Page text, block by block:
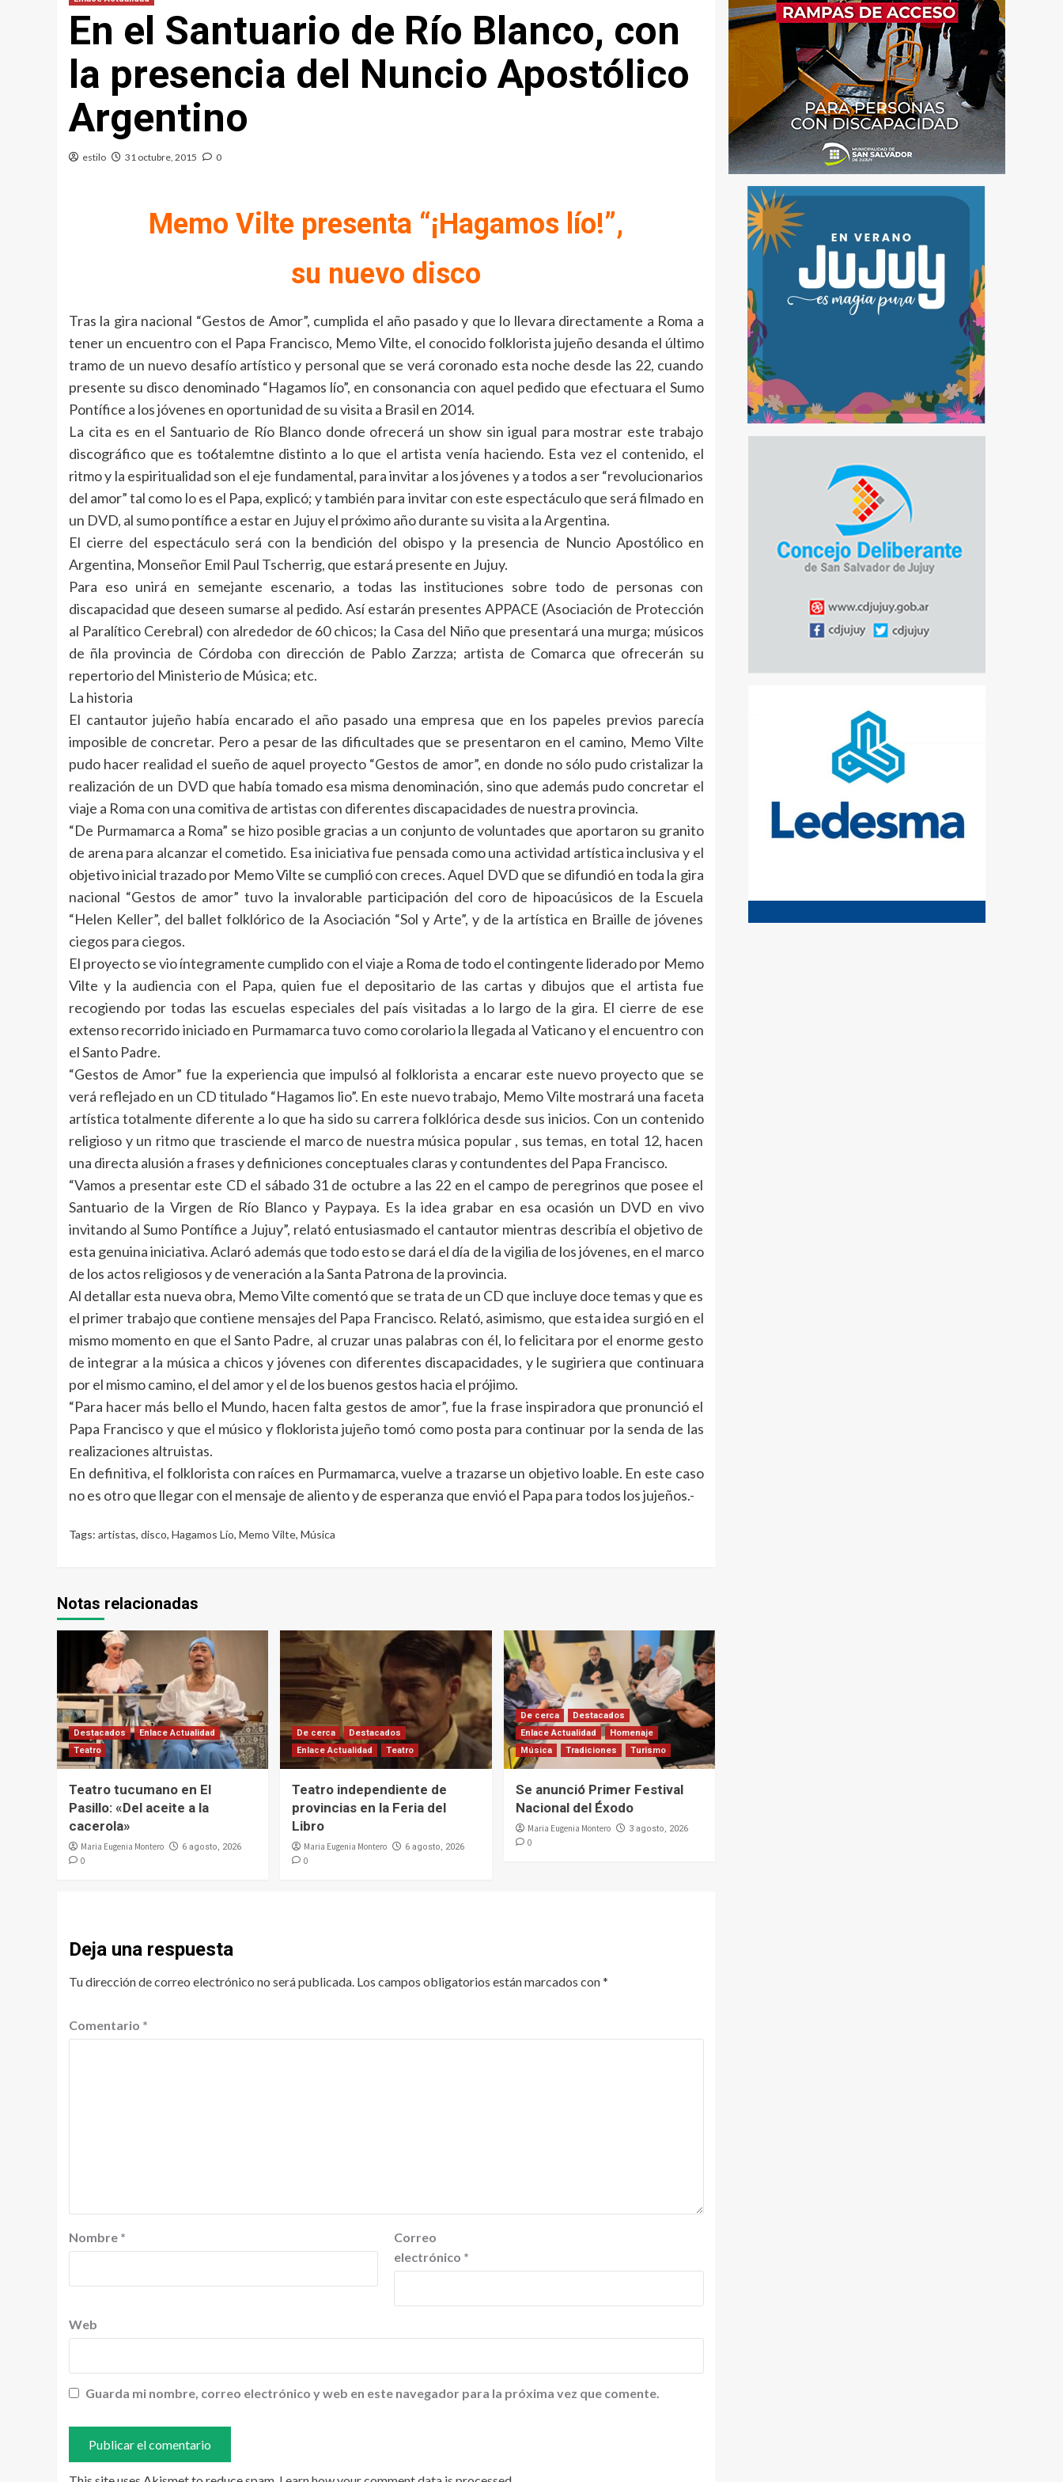
En el Santuario de Río Blanco, con
la presencia del Nuncio Apostólico
Argentino
estilo 31 octubre, 2015 0
Memo Vilte presenta “¡Hagamos lío!”,
su nuevo disco
Tras la gira nacional “Gestos de Amor”, cumplida el año pasado y que lo llevara directamente a Roma a
tener un encuentro con el Papa Francisco, Memo Vilte, el conocido folklorista jujeño desanda el último
tramo de un nuevo desafío artístico y personal que se verá coronado esta noche desde las 22, cuando
presente su disco denominado “Hagamos lío”, en consonancia con aquel pedido que efectuara el Sumo
Pontífice a los jóvenes en oportunidad de su visita a Brasil en 2014.
La cita es en el Santuario de Río Blanco donde ofrecerá un show sin igual para mostrar este trabajo
discográfico que es to6talemtne distinto a lo que el artista venía haciendo. Esta vez el contenido, el
ritmo y la espiritualidad son el eje fundamental, para invitar a los jóvenes y a todos a ser “revolucionarios
del amor” tal como lo es el Papa, explicó; y también para invitar con este espectáculo que será filmado en
un DVD, al sumo pontífice a estar en Jujuy el próximo año durante su visita a la Argentina.
El cierre del espectáculo será con la bendición del obispo y la presencia de Nuncio Apostólico en
Argentina, Monseñor Emil Paul Tscherrig, que estará presente en Jujuy.
Para eso unirá en semejante escenario, a todas las instituciones sobre todo de personas con
discapacidad que deseen sumarse al pedido. Así estarán presentes APPACE (Asociación de Protección
al Paralítico Cerebral) con alrededor de 60 chicos; la Casa del Niño que presentará una murga; músicos
de ñla provincia de Córdoba con dirección de Pablo Zarzza; artista de Comarca que ofrecerán su
repertorio del Ministerio de Música; etc.
La historia
El cantautor jujeño había encarado el año pasado una empresa que en los papeles previos parecía
imposible de concretar. Pero a pesar de las dificultades que se presentaron en el camino, Memo Vilte
pudo hacer realidad el sueño de aquel proyecto “Gestos de amor”, en donde no sólo pudo cristalizar la
realización de un DVD que había tomado esa misma denominación, sino que además pudo concretar el
viaje a Roma con una comitiva de artistas con diferentes discapacidades de nuestra provincia.
“De Purmamarca a Roma” se hizo posible gracias a un conjunto de voluntades que aportaron su granito
de arena para alcanzar el cometido. Esa iniciativa fue pensada como una actividad artística inclusiva y el
objetivo inicial trazado por Memo Vilte se cumplió con creces. Aquel DVD que se difundió en toda la gira
nacional “Gestos de amor” tuvo la invalorable participación del coro de hipoacúsicos de la Escuela
“Helen Keller”, del ballet folklórico de la Asociación “Sol y Arte”, y de la artística en Braille de jóvenes
ciegos para ciegos.
El proyecto se vio íntegramente cumplido con el viaje a Roma de todo el contingente liderado por Memo
Vilte y la audiencia con el Papa, quien fue el depositario de las cartas y dibujos que el artista fue
recogiendo por todas las escuelas especiales del país visitadas a lo largo de la gira. El cierre de ese
extenso recorrido iniciado en Purmamarca tuvo como corolario la llegada al Vaticano y el encuentro con
el Santo Padre.
“Gestos de Amor” fue la experiencia que impulsó al folklorista a encarar este nuevo proyecto que se
verá reflejado en un CD titulado “Hagamos lio”. En este nuevo trabajo, Memo Vilte mostrará una faceta
artística totalmente diferente a lo que ha sido su carrera folklórica desde sus inicios. Con un contenido
religioso y un ritmo que trasciende el marco de nuestra música popular , sus temas, en total 12, hacen
una directa alusión a frases y definiciones conceptuales claras y contundentes del Papa Francisco.
“Vamos a presentar este CD el sábado 31 de octubre a las 22 en el campo de peregrinos que posee el
Santuario de la Virgen de Río Blanco y Paypaya. Es la idea grabar en esa ocasión un DVD en vivo
invitando al Sumo Pontífice a Jujuy”, relató entusiasmado el cantautor mientras describía el objetivo de
esta genuina iniciativa. Aclaró además que todo esto se dará el día de la vigilia de los jóvenes, en el marco
de los actos religiosos y de veneración a la Santa Patrona de la provincia.
Al detallar esta nueva obra, Memo Vilte comentó que se trata de un CD que incluye doce temas y que es
el primer trabajo que contiene mensajes del Papa Francisco. Relató, asimismo, que esta idea surgió en el
mismo momento en que el Santo Padre, al cruzar unas palabras con él, lo felicitara por el enorme gesto
de integrar a la música a chicos y jóvenes con diferentes discapacidades, y le sugiriera que continuara
por el mismo camino, el del amor y el de los buenos gestos hacia el prójimo.
“Para hacer más bello el Mundo, hacen falta gestos de amor”, fue la frase inspiradora que pronunció el
Papa Francisco y que el músico y floklorista jujeño tomó como posta para continuar por la senda de las
realizaciones altruistas.
En definitiva, el folklorista con raíces en Purmamarca, vuelve a trazarse un objetivo loable. En este caso
no es otro que llegar con el mensaje de aliento y de esperanza que envió el Papa para todos los jujeños.-
Tags: artistas, disco, Hagamos Lío, Memo Vilte, Música
Notas relacionadas
Destacados
Enlace Actualidad
Teatro
Teatro tucumano en El
Pasillo: «Del aceite a la
cacerola»
Maria Eugenia Montero 6 agosto, 2026
0
De cerca
Destacados
Enlace Actualidad
Teatro
Teatro independiente de
provincias en la Feria del
Libro
Maria Eugenia Montero 6 agosto, 2026
0
De cerca
Destacados
Enlace Actualidad
Homenaje
Música
Tradiciones Turismo
Se anunció Primer Festival
Nacional del Éxodo
Maria Eugenia Montero 3 agosto, 2026
0
Deja una respuesta
Tu dirección de correo electrónico no será publicada. Los campos obligatorios están marcados con*
Comentario *
Nombre *
Correo
electrónico *
Web
Guarda mi nombre, correo electrónico y web en este navegador para la próxima vez que comente.